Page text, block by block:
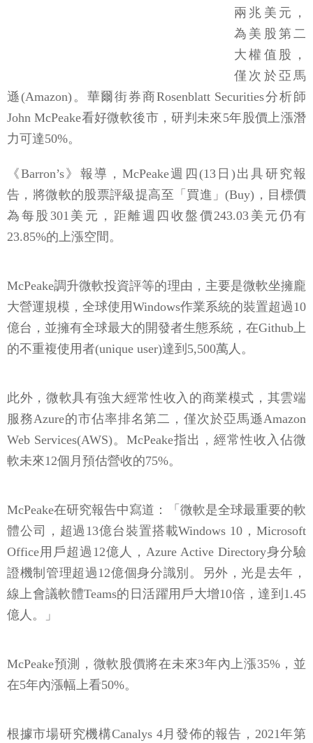
兩兆美元，
為美股第二
大權值股，
僅次於亞馬
遜(Amazon)。華爾街券商Rosenblatt Securities分析師
John McPeake看好微軟後市，研判未來5年股價上漲潛
力可達50%。
《Barron’s》報導，McPeake週四(13日)出具研究報
告，將微軟的股票評級提高至「買進」(Buy)，目標價
為每股301美元，距離週四收盤價243.03美元仍有
23.85%的上漲空間。
McPeake調升微軟投資評等的理由，主要是微軟坐擁龐
大營運規模，全球使用Windows作業系統的裝置超過10
億台，並擁有全球最大的開發者生態系統，在Github上
的不重複使用者(unique user)達到5,500萬人。
此外，微軟具有強大經常性收入的商業模式，其雲端
服務Azure的市佔率排名第二，僅次於亞馬遜Amazon
Web Services(AWS)。McPeake指出，經常性收入佔微
軟未來12個月預估營收的75%。
McPeake在研究報告中寫道：「微軟是全球最重要的軟
體公司，超過13億台裝置搭載Windows 10，Microsoft
Office用戶超過12億人，Azure Active Directory身分驗
證機制管理超過12億個身分識別。另外，光是去年，
線上會議軟體Teams的日活躍用戶大增10倍，達到1.45
億人。」
McPeake預測，微軟股價將在未來3年內上漲35%，並
在5年內漲幅上看50%。
根據市場研究機構Canalys 4月發佈的報告，2021年第